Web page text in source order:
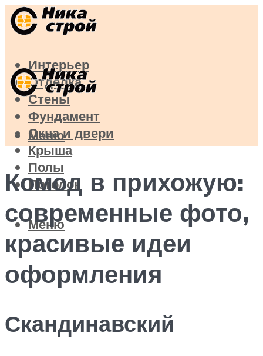
Интерьер
Отделка
Стены
Фундамент
Окна и двери
Крыша
Полы
Потолок
Меню
Меню
Комод в прихожую:
современные фото,
красивые идеи
оформления
Скандинавский